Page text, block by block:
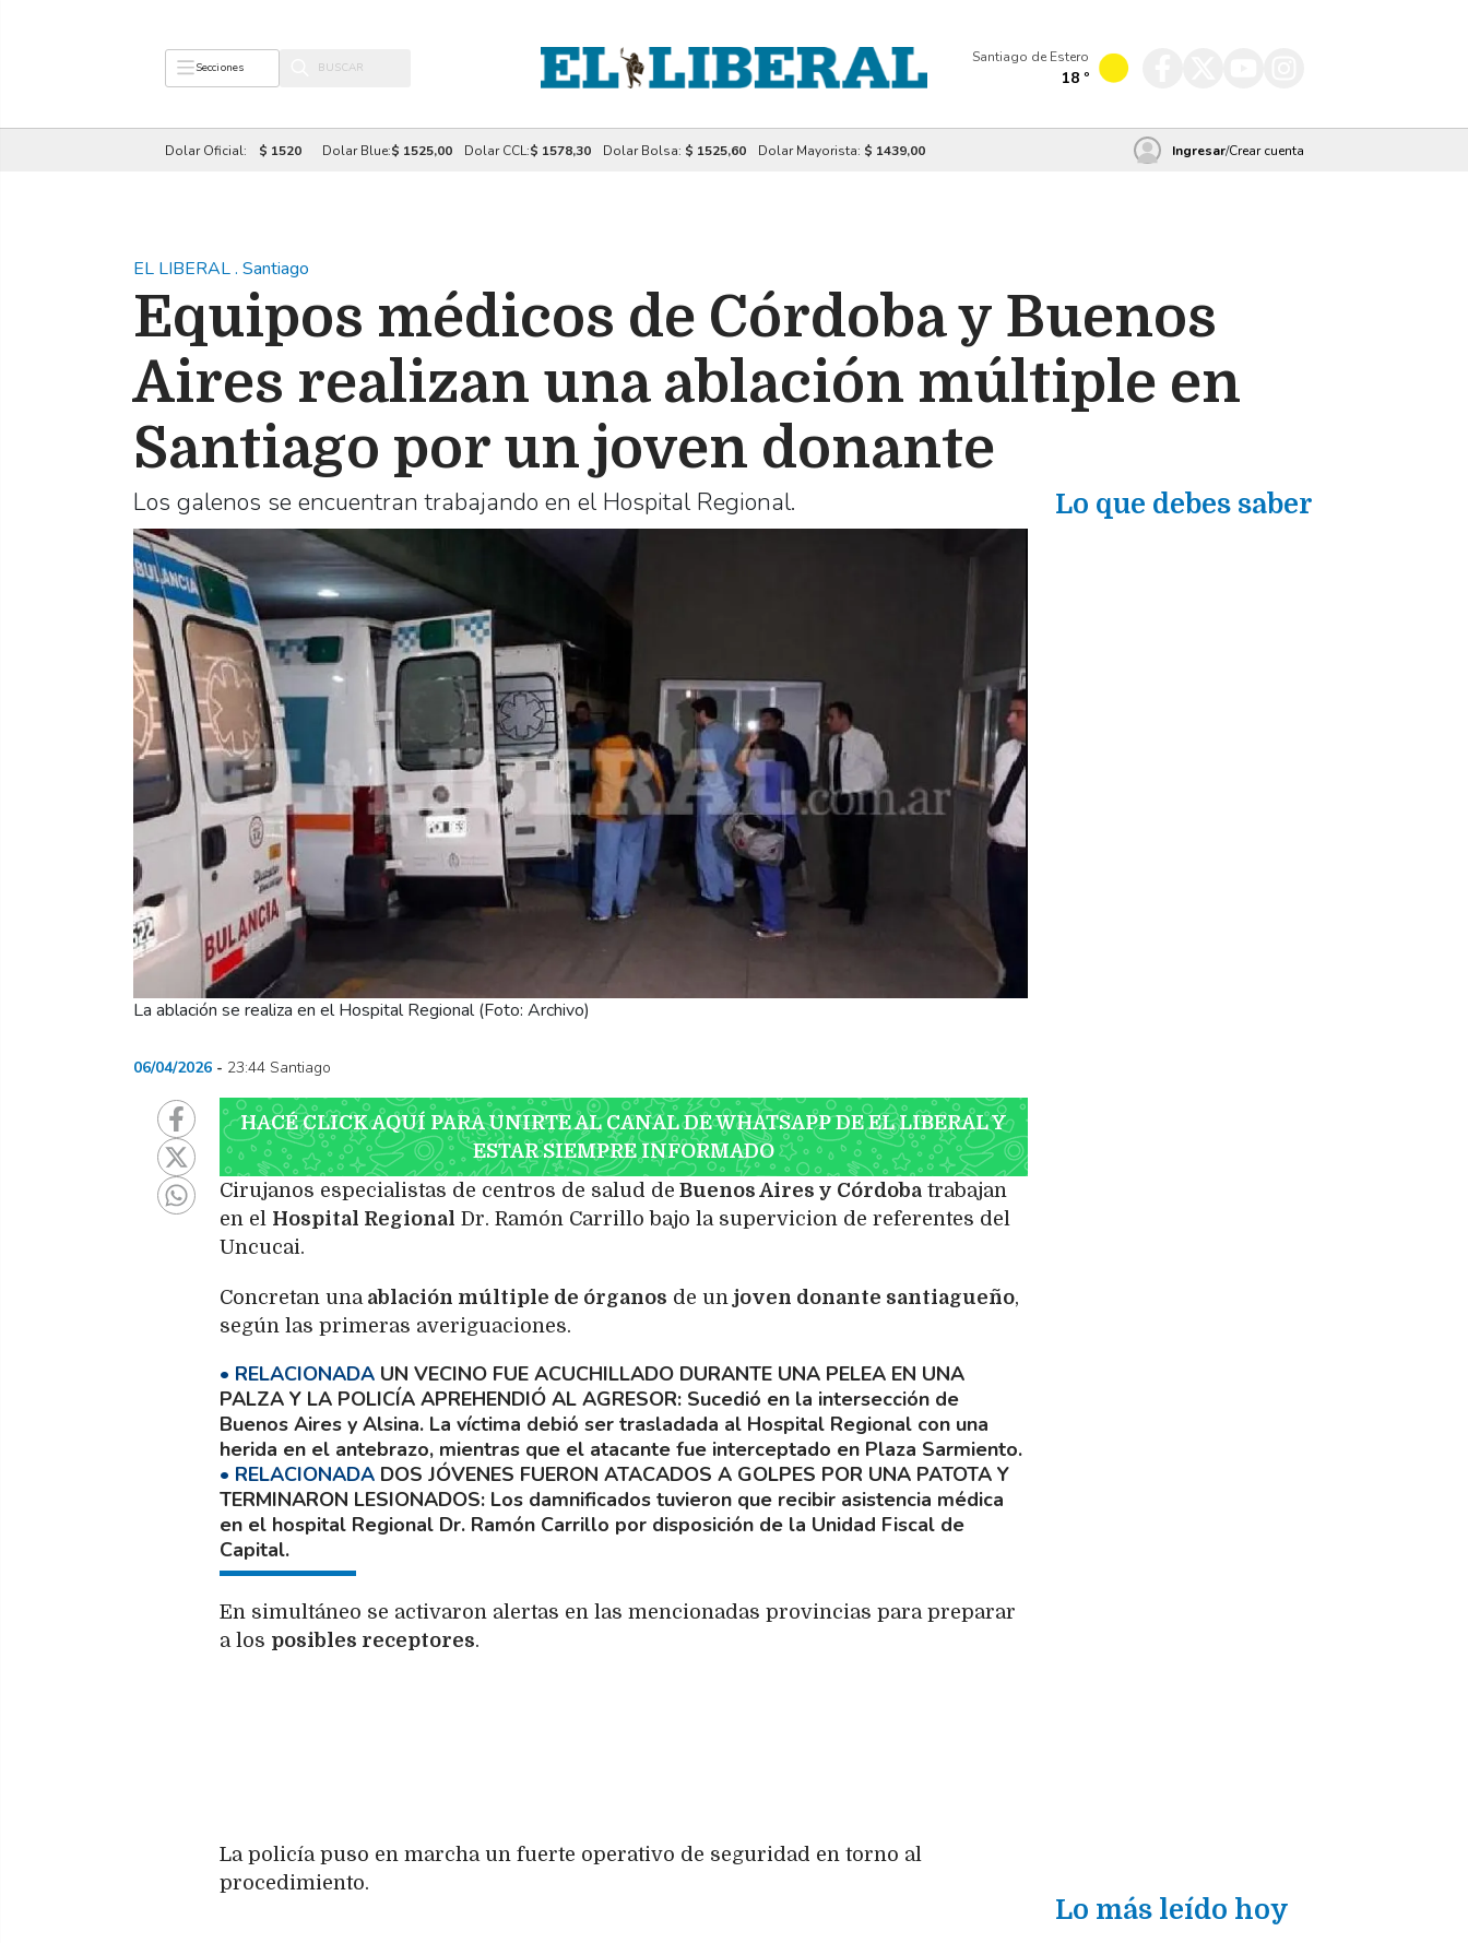
Secciones
Santiago de Estero
18 º
Dolar Oficial: $ 1520 Dolar Blue:$ 1525,00 Dolar CCL:$ 1578,30 Dolar Bolsa: $ 1525,60 Dolar Mayorista: $ 1439,00 Ingresar/Crear cuenta
EL LIBERAL. Santiago
Equipos médicos de Córdoba y Buenos
Aires realizan una ablación múltiple en
Santiago por un joven donante
Los galenos se encuentran trabajando en el Hospital Regional.
La ablación se realiza en el Hospital Regional (Foto: Archivo)
06/04/2026 23:44 Santiago
HACÉ CLICK AQUÍ PARA UNIRTE AL CANAL DE WHATSAPP DE EL LIBERAL Y
ESTAR SIEMPRE INFORMADO
Cirujanos especialistas de centros de salud de Buenos Aires y Córdoba trabajan
en el Hospital Regional Dr. Ramón Carrillo bajo la supervicion de referentes del
Uncucai.
Concretan una ablación múltiple de órganos de un joven donante santiagueño,
según las primeras averiguaciones.
UN VECINO FUE ACUCHILLADO DURANTE UNA PELEA EN UNA
PALZA Y LA POLICÍA APREHENDIÓ AL AGRESOR Sucedió en la intersección de
Buenos Aires y Alsina. La víctima debió ser trasladada al Hospital Regional con una
herida en el antebrazo, mientras que el atacante fue interceptado en Plaza Sarmiento.
DOS JÓVENES FUERON ATACADOS A GOLPES POR UNA PATOTA Y
TERMINARON LESIONADOS Los damnificados tuvieron que recibir asistencia médica
en el hospital Regional Dr. Ramón Carrillo por disposición de la Unidad Fiscal de
Capital.
En simultáneo se activaron alertas en las mencionadas provincias para preparar
a los posibles receptores.
La policía puso en marcha un fuerte operativo de seguridad en torno al
procedimiento.
Lo que debes saber
Lo más leído hoy